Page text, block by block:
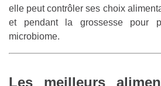
elle peut contrôler ses choix
et pendant la grossesse pour
microbiome.
Les meilleurs